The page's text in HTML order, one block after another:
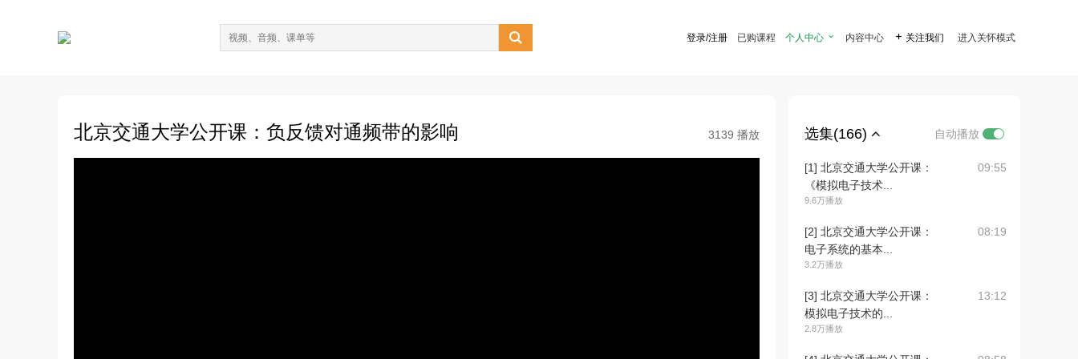
 登录/注册 已购课程 个人中心  内容中心  关注我们 进入关怀模式
北京交通大学公开课：负反馈对通频带的影响 3139 播放 选集(166) 自动播放
[1] 北京交通大学公开课：
《模拟电子技术...
9.6万播放
09:55
[2] 北京交通大学公开课：
电子系统的基本...
3.2万播放
08:19
[3] 北京交通大学公开课：
模拟电子技术的...
2.8万播放
13:12